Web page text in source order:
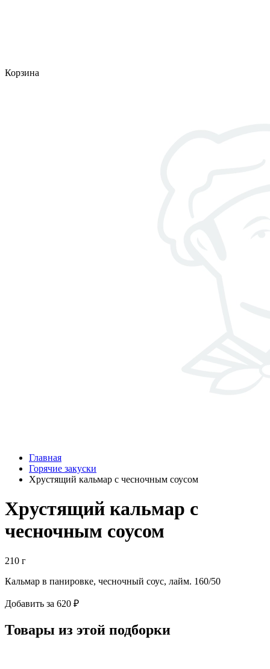
Корзина
Главная
Горячие закуски
Хрустящий кальмар с чесночным соусом
Хрустящий кальмар с
чесночным соусом
210 г
Кальмар в панировке, чесночный соус, лайм. 160/50
Добавить за 620 ₽
Товары из этой подборки